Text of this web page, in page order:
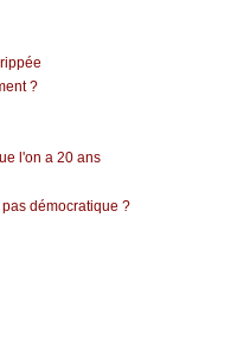
?
l'on a 20 ans
démocratique ?